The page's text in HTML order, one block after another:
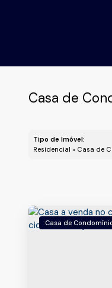
Casa de
Tipo de Imóvel:
Residencial » Casa de
Casa de